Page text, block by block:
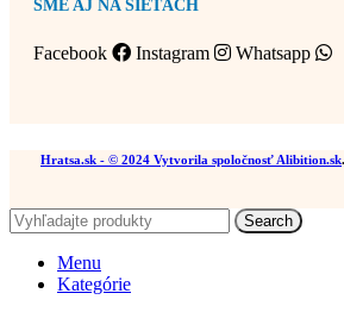
SME AJ NA SIEŤACH
Facebook Instagram Whatsapp
Hratsa.sk - © 2024 Vytvorila spoločnosť Alibition.sk
Search
Menu
Kategórie